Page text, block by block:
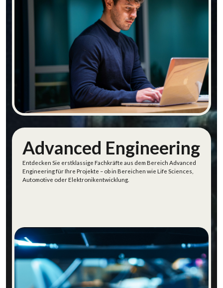
IT entdecken
Advanced Engineering
Entdecken Sie erstklassige Fachkräfte aus dem Bereich Advanced
Engineering für Ihre Projekte – ob in Bereichen wie Life Sciences,
Automotive oder Elektronikentwicklung.